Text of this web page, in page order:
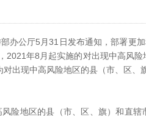
办公厅5月31日发布通知，部署更
2021年8月起实施的对出现中高风
对出现中高风险地区的县（市、区、
地区的县（市、区、旗）和直辖